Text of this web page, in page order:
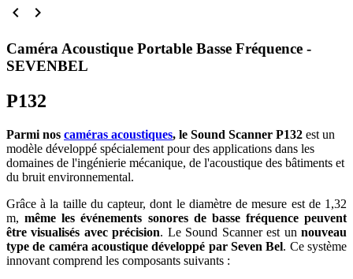
 
Caméra Acoustique Portable Basse Fréquence -
SEVENBEL
P132
Parmi nos caméras acoustiques, le Sound Scanner P132 est un
modèle développé spécialement pour des applications dans les
domaines de l'ingénierie mécanique, de l'acoustique des bâtiments et
du bruit environnemental.
Grâce à la taille du capteur, dont le diamètre de mesure est de 1,32
m,même les événements sonores de basse fréquence peuvent
être visualisés avec précision. Le Sound Scanner est unnouveau
type de caméra acoustique développé par Seven Bel. Ce système
innovant comprend les composants suivants :